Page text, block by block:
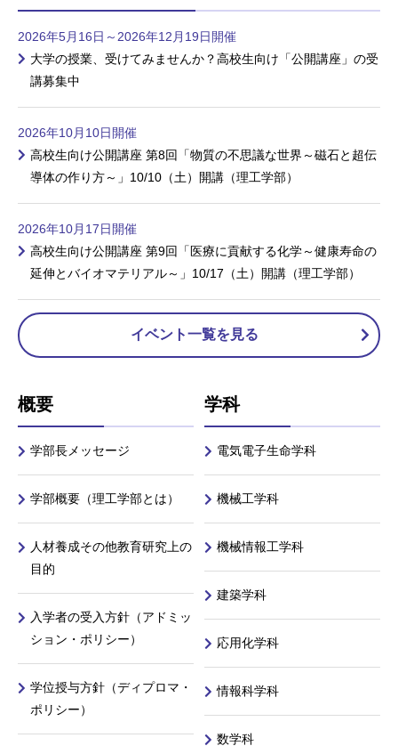
2026年5月16日～2026年12月19日開催
大学の授業、受けてみませんか？高校生向け「公開講座」の受
講募集中
2026年10月10日開催
高校生向け公開講座 第8回「物質の不思議な世界～磁石と超伝
導体の作り方～」10/10（土）開講（理工学部）
2026年10月17日開催
高校生向け公開講座 第9回「医療に貢献する化学～健康寿命の
延伸とバイオマテリアル～」10/17（土）開講（理工学部）
イベント一覧を見る
概要
学部長メッセージ
学部概要（理工学部とは）
人材養成その他教育研究上の
目的
入学者の受入方針（アドミッ
ション・ポリシー）
学位授与方針（ディプロマ・
ポリシー）
学科
電気電子生命学科
機械工学科
機械情報工学科
建築学科
応用化学科
情報科学科
数学科